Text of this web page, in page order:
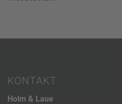
KONTAKT
Holm & Laue